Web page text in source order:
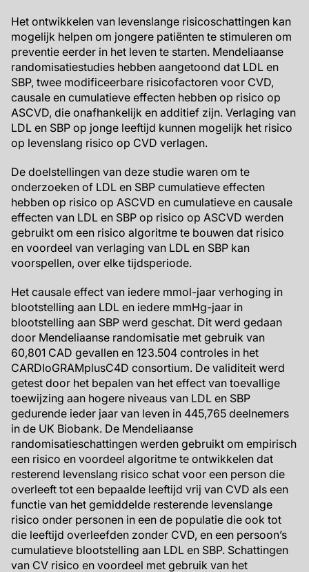
Het ontwikkelen van levenslange risicoschattingen kan
mogelijk helpen om jongere patiënten te stimuleren om
preventie eerder in het leven te starten. Mendeliaanse
randomisatiestudies hebben aangetoond dat LDL en
SBP, twee modificeerbare risicofactoren voor CVD,
causale en cumulatieve effecten hebben op risico op
ASCVD, die onafhankelijk en additief zijn. Verlaging van
LDL en SBP op jonge leeftijd kunnen mogelijk het risico
op levenslang risico op CVD verlagen.
De doelstellingen van deze studie waren om te
onderzoeken of LDL en SBP cumulatieve effecten
hebben op risico op ASCVD en cumulatieve en causale
effecten van LDL en SBP op risico op ASCVD werden
gebruikt om een risico algoritme te bouwen dat risico
en voordeel van verlaging van LDL en SBP kan
voorspellen, over elke tijdsperiode.
Het causale effect van iedere mmol-jaar verhoging in
blootstelling aan LDL en iedere mmHg-jaar in
blootstelling aan SBP werd geschat. Dit werd gedaan
door Mendeliaanse randomisatie met gebruik van
60,801 CAD gevallen en 123.504 controles in het
CARDIoGRAMplusC4D consortium. De validiteit werd
getest door het bepalen van het effect van toevallige
toewijzing aan hogere niveaus van LDL en SBP
gedurende ieder jaar van leven in 445,765 deelnemers
in de UK Biobank. De Mendeliaanse
randomisatieschattingen werden gebruikt om empirisch
een risico en voordeel algoritme te ontwikkelen dat
resterend levenslang risico schat voor een person die
overleeft tot een bepaalde leeftijd vrij van CVD als een
functie van het gemiddelde resterende levenslange
risico onder personen in een de populatie die ook tot
die leeftijd overleefden zonder CVD, en een persoon’s
cumulatieve blootstelling aan LDL en SBP. Schattingen
van CV risico en voordeel met gebruik van het